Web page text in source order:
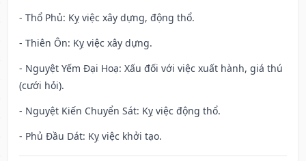
- Thổ Phủ: Kỵ việc xây dựng, động thổ.
- Thiên Ôn: Kỵ việc xây dựng.
- Nguyệt Yếm Đại Hoạ: Xấu đối với việc xuất hành, giá thú
(cưới hỏi).
- Nguyệt Kiến Chuyển Sát: Kỵ việc động thổ.
- Phủ Đầu Dát: Kỵ việc khởi tạo.